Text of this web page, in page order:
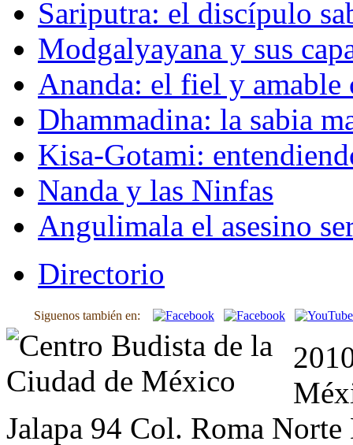
Sariputra: el discípulo
Modgalyayana y sus
Ananda: el fiel y amable
Dhammadina: la sabia
Kisa-Gotami:
Nanda y las Ninfas
Angulimala el asesino
Directorio
Siguenos también en:
Jalapa 94 Col. Roma